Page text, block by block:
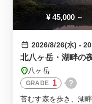
¥ 45,000 ～
2026/8/26(水) -
北八ヶ岳・湖畔の
八ヶ岳
GRADE 1 ?
苔むす森を歩き、湖